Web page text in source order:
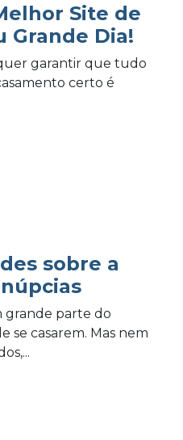
Site de
Grande Dia!
garantir que tudo
certo é
sobre a
grande parte do
se casarem. Mas nem